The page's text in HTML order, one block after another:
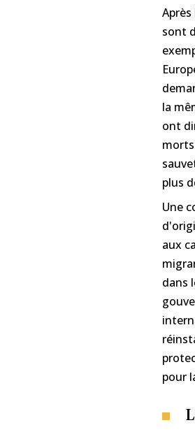
sont
la
ont
plus
Une
aux
dans
pour